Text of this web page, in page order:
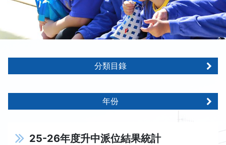
分類目錄
年份
25-26年度升中派位結果統計